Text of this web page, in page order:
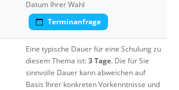
Datum Ihrer Wahl
Terminanfrage
Eine typische Dauer für eine Schulung zu
diesem Thema ist:3 Tage. Die für Sie
sinnvolle Dauer kann abweichen auf
Basis Ihrer konkreten Vorkenntnisse und